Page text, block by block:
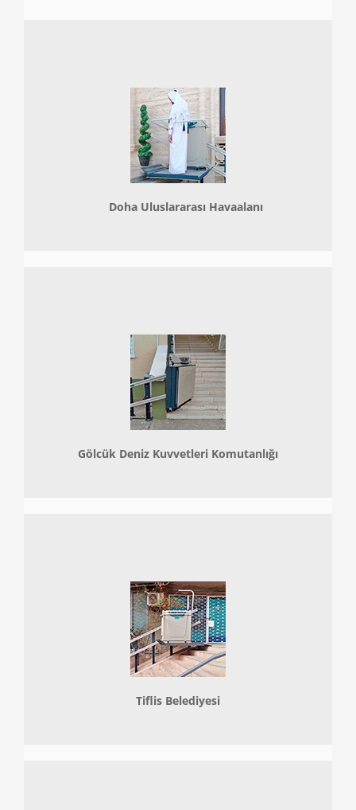
Doha Uluslararası Havaalanı
Gölcük Deniz Kuvvetleri Komutanlığı
Tiflis Belediyesi